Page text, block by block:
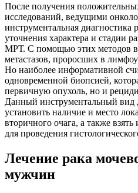
После получения
исследований, ведущими
инструментальная диагностика
уточнения характера и стадии
МРТ. С помощью этих методов
метастазов, проросших в
Но наиболее информативной
одновременной биопсией,
первичную опухоль, но и
Данный инструментальный вид
установить наличие и место
вторичного очага, а также
для проведения
Лечение рака
мужчин